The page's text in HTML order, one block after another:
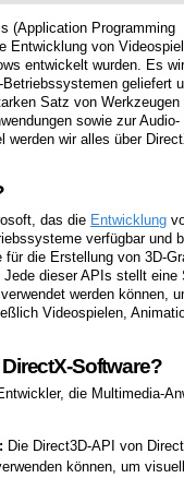
(Application Programming
Entwicklung von
entwickelt wurden. Es
geliefert
Satz von Werkzeugen
sowie zur Audio-
werden wir alles über
das die Entwicklung
verfügbar und
die Erstellung von 3D-
dieser APIs stellt
werden können,
Videospielen,
Software?
die Multimedia-
Die Direct3D-API von
können, um